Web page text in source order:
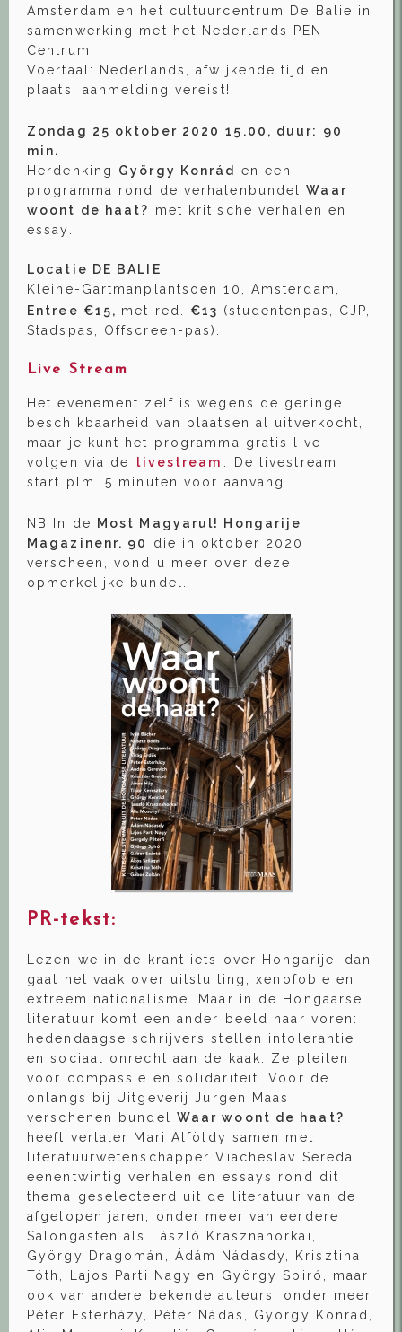
Amsterdam en het cultuurcentrum De Balie in
samenwerking met het Nederlands PEN
Centrum
Voertaal: Nederlands, afwijkende tijd en
plaats, aanmelding vereist!
Zondag 25 oktober 2020 15.00, duur: 90
min.
Herdenking György Konrád
en een
programma rond de verhalenbundelWaar
woont de haat?
met kritische verhalen en
essay.
Locatie DE BALIE
Kleine-Gartmanplantsoen 10, Amsterdam,
Entree €15, met red. €13 (studentenpas, CJP,
Stadspas, Offscreen-pas).
Live Stream
Het evenement zelf is wegens de geringe
beschikbaarheid van plaatsen al uitverkocht,
maar je kunt het programma gratis live
volgen via de
livestream . De livestream
start plm. 5 minuten voor aanvang.
NB In de
Most Magyarul! Hongarije
Magazinenr. 90
die in oktober 2020
verscheen, vond u meer over deze
opmerkelijke bundel.
PR-tekst:
Lezen we in de krant iets over Hongarije, dan
gaat het vaak over uitsluiting, xenofobie en
extreem nationalisme. Maar in de Hongaarse
literatuur komt een ander beeld naar voren:
hedendaagse schrijvers stellen intolerantie
en sociaal onrecht aan de kaak. Ze pleiten
voor compassie en solidariteit. Voor de
onlangs bij Uitgeverij Jurgen Maas
verschenen bundel Waar woont de haat?
heeft vertaler Mari Alföldy samen met
literatuurwetenschapper Viacheslav Sereda
eenentwintig verhalen en essays rond dit
thema geselecteerd uit de literatuur van de
afgelopen jaren, onder meer van eerdere
Salongasten als László Krasznahorkai,
György Dragomán, Ádám Nádasdy, Krisztina
Tóth, Lajos Parti Nagy en György Spiró, maar
ook van andere bekende auteurs, onder meer
Péter Esterházy, Péter Nádas, György Konrád,